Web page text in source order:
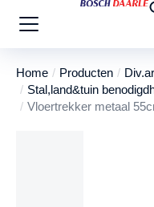
Je bent hier:
Home Producten
Stal,land&tuin
Vloertrekker metaal